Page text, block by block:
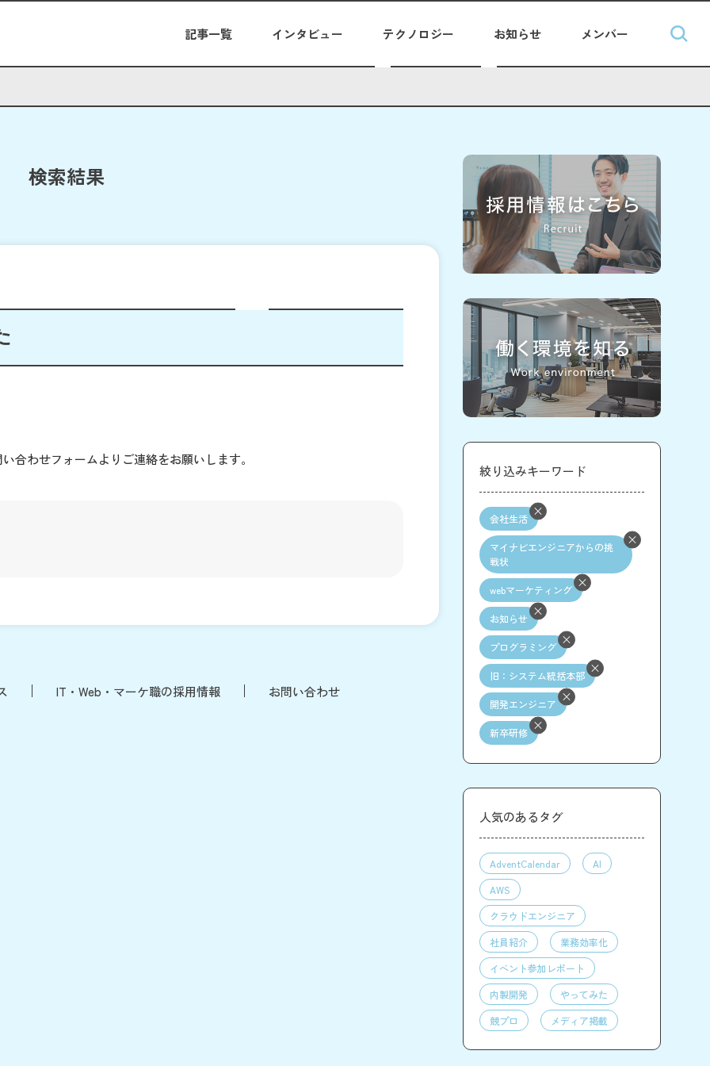
記事一覧 インタビュー テクノロジー お知らせ メンバー
検索結果
合わせフォームよりご連絡をお願いします。
IT・Web・マーケ職の採用情報 お問い合わせ
絞り込みキーワード
会社生活
マイナビエンジニアからの挑
戦状
webマーケティング
お知らせ
プログラミング
旧：システム統括本部
開発エンジニア
新卒研修
人気のあるタグ
AdventCalendar
AI
AWS
クラウドエンジニア
社員紹介
業務効率化
イベント参加レポート
内製開発
やってみた
競プロ
メディア掲載